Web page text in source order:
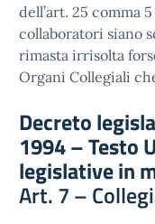
dell’art. 25 comma
collaboratori siano
rimasta irrisolta
Organi Collegiali
Decreto
1994 – Testo
legislative in
Art. 7 –